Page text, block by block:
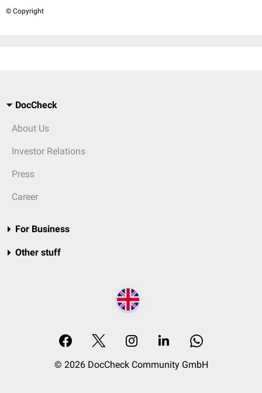
© Copyright
DocCheck
About Us
Investor Relations
Press
Career
For Business
Other stuff
© 2026 DocCheck Community GmbH